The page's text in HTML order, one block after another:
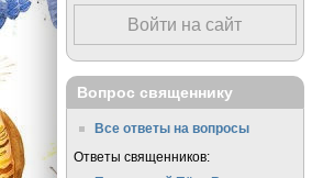
Войти на сайт
Вопрос священнику
Все ответы на вопросы
Ответы священников: